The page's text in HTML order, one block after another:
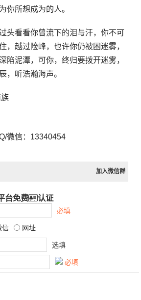
你所想成为的人。
头看看你曾流下的泪与汗，你不可
，越过险峰，也许你仍被困迷雾，
陷泥潭，可你，终归要拨开迷雾，
，听浩瀚海声。
微信：13340454
加入微信群
台免费 认证
必填
信 网址
选填
必填